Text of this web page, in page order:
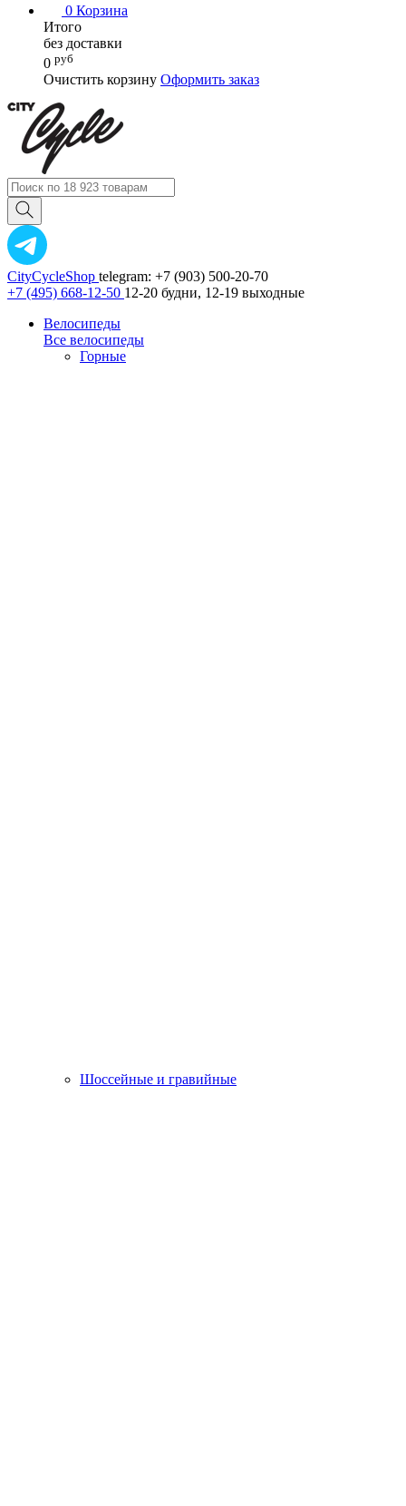
0 Корзина
Итого
без доставки
0 руб
Очистить корзину Оформить заказ
CityCycleShop telegram: +7 (903) 500-20-70
+7 (495) 668-12-50 12-20 будни, 12-19 выходные
Велосипеды
Все велосипеды
Горные
Шоссейные и гравийные